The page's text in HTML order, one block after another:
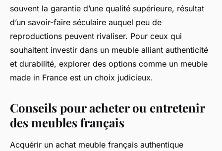
souvent la garantie d’une qualité supérieure, résultat
d’un savoir-faire séculaire auquel peu de
reproductions peuvent rivaliser. Pour ceux qui
souhaitent investir dans un meuble alliant authenticité
et durabilité, explorer des options comme un meuble
made in France est un choix judicieux.
Conseils pour acheter ou entretenir
des meubles français
Acquérir un achat meuble français authentique